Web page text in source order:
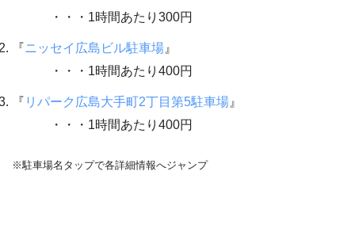
・・・1時間あたり300円
『ニッセイ広島ビル駐車場 』
・・・1時間あたり400円
『 リパーク広島大手町2丁目第5駐車場 』
・・・1時間あたり400円
※駐車場名タップで各詳細情報へジャンプ